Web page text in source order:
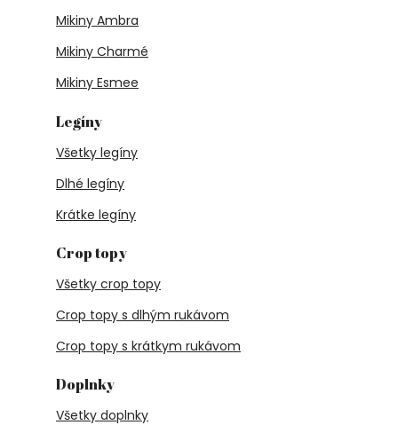
Mikiny Ambra
Mikiny Charmé
Mikiny Esmee
Legíny
Všetky legíny
Dlhé legíny
Krátke legíny
Crop topy
Všetky crop topy
Crop topy s dlhým rukávom
Crop topy s krátkym rukávom
Doplnky
Všetky doplnky